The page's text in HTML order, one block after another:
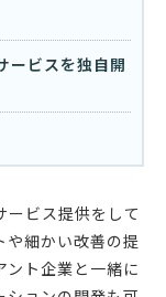
ービスを独自開
ービス提供をして
や細かい改善の提
ト企業と一緒に